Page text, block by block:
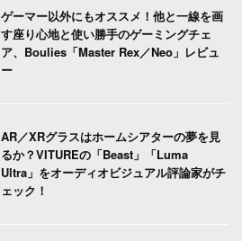
ゲーマー以外にもオススメ！他と一線を画
す座り心地と使い勝手のゲーミングチェ
ア、Boulies「Master Rex／Neo」レビュ
ー
AR／XRグラスはホームシアターの夢を見
るか？VITUREの「Beast」「Luma
Ultra」をオーディオビジュアル評論家がチ
ェック！